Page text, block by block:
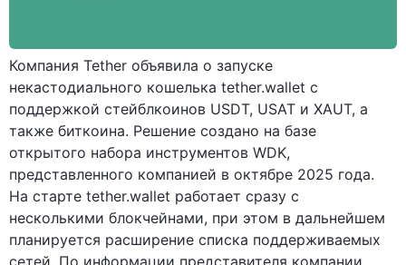
Компания Tether объявила о запуске
некастодиального кошелька tether.wallet с
поддержкой стейблкоинов USDT, USAT и XAUT, а
также биткоина. Решение создано на базе
открытого набора инструментов WDK,
представленного компанией в октябре 2025 года.
На старте tether.wallet работает сразу с
несколькими блокчейнами, при этом в дальнейшем
планируется расширение списка поддерживаемых